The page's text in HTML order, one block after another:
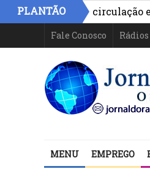
PLANTÃO
acesso e circulação em
Fale Conosco
MENU EMPREGO